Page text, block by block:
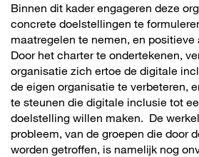
Binnen dit kader engageren deze
concrete doelstellingen te
maatregelen te nemen, en
Door het charter te ondertekenen,
organisatie zich ertoe de digitale
de eigen organisatie te verbeteren,
te steunen die digitale inclusie tot
doelstelling willen maken. De
probleem, van de groepen die door
worden getroffen, is namelijk nog